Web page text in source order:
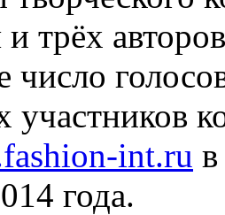
и трёх
число
участников
int.ru
года.